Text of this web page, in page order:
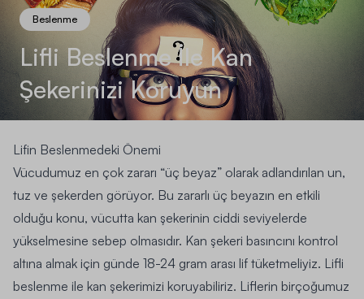
Beslenme
Lifli Beslenme İle Kan
Şekerinizi Koruyun
Lifin Beslenmedeki Önemi
Vücudumuz en çok zararı “üç beyaz” olarak adlandırılan un,
tuz ve şekerden görüyor. Bu zararlı üç beyazın en etkili
olduğu konu, vücutta kan şekerinin ciddi seviyelerde
yükselmesine sebep olmasıdır. Kan şekeri basıncını kontrol
altına almak için günde 18-24 gram arası lif tüketmeliyiz. Lifli
beslenme ile kan şekerimizi koruyabiliriz. Liflerin birçoğumuz